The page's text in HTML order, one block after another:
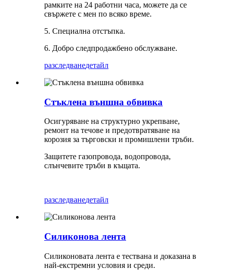
рамките на 24 работни часа, можете да се
свържете с мен по всяко време.
5. Специална отстъпка.
6. Добро следпродажбено обслужване.
разследванедетайл
Стъклена външна обвивка
Осигуряване на структурно укрепване,
ремонт на течове и предотвратяване на
корозия за търговски и промишлени тръби.
Защитете газопровода, водопровода,
слънчевите тръби в къщата.
разследванедетайл
Силиконова лента
Силиконовата лента е тествана и доказана в
най-екстремни условия и среди.